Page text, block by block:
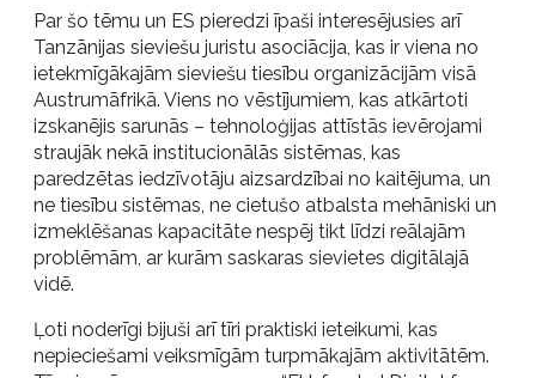
Par šo tēmu un ES pieredzi īpaši interesējusies arī
Tanzānijas sieviešu juristu asociācija, kas ir viena no
ietekmīgākajām sieviešu tiesību organizācijām visā
Austrumāfrikā. Viens no vēstījumiem, kas atkārtoti
izskanējis sarunās – tehnoloģijas attīstās ievērojami
straujāk nekā institucionālās sistēmas, kas
paredzētas iedzīvotāju aizsardzībai no kaitējuma, un
ne tiesību sistēmas, ne cietušo atbalsta mehāniski un
izmeklēšanas kapacitāte nespēj tikt līdzi reālajām
problēmām, ar kurām saskaras sievietes digitālajā
vidē.
Ļoti noderīgi bijuši arī tīri praktiski ieteikumi, kas
nepieciešami veiksmīgām turpmākajām aktivitātēm.